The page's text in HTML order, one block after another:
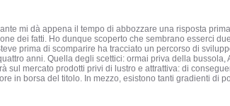
mi dà appena il tempo di abbozzare una risposta
dei fatti. Ho dunque scoperto che sembrano esserci
prima di scomparire ha tracciato un percorso di
anni. Quella degli scettici: ormai priva della bussola,
sul mercato prodotti privi di lustro e attrattiva: di
in borsa del titolo. In mezzo, esistono tanti gradienti di